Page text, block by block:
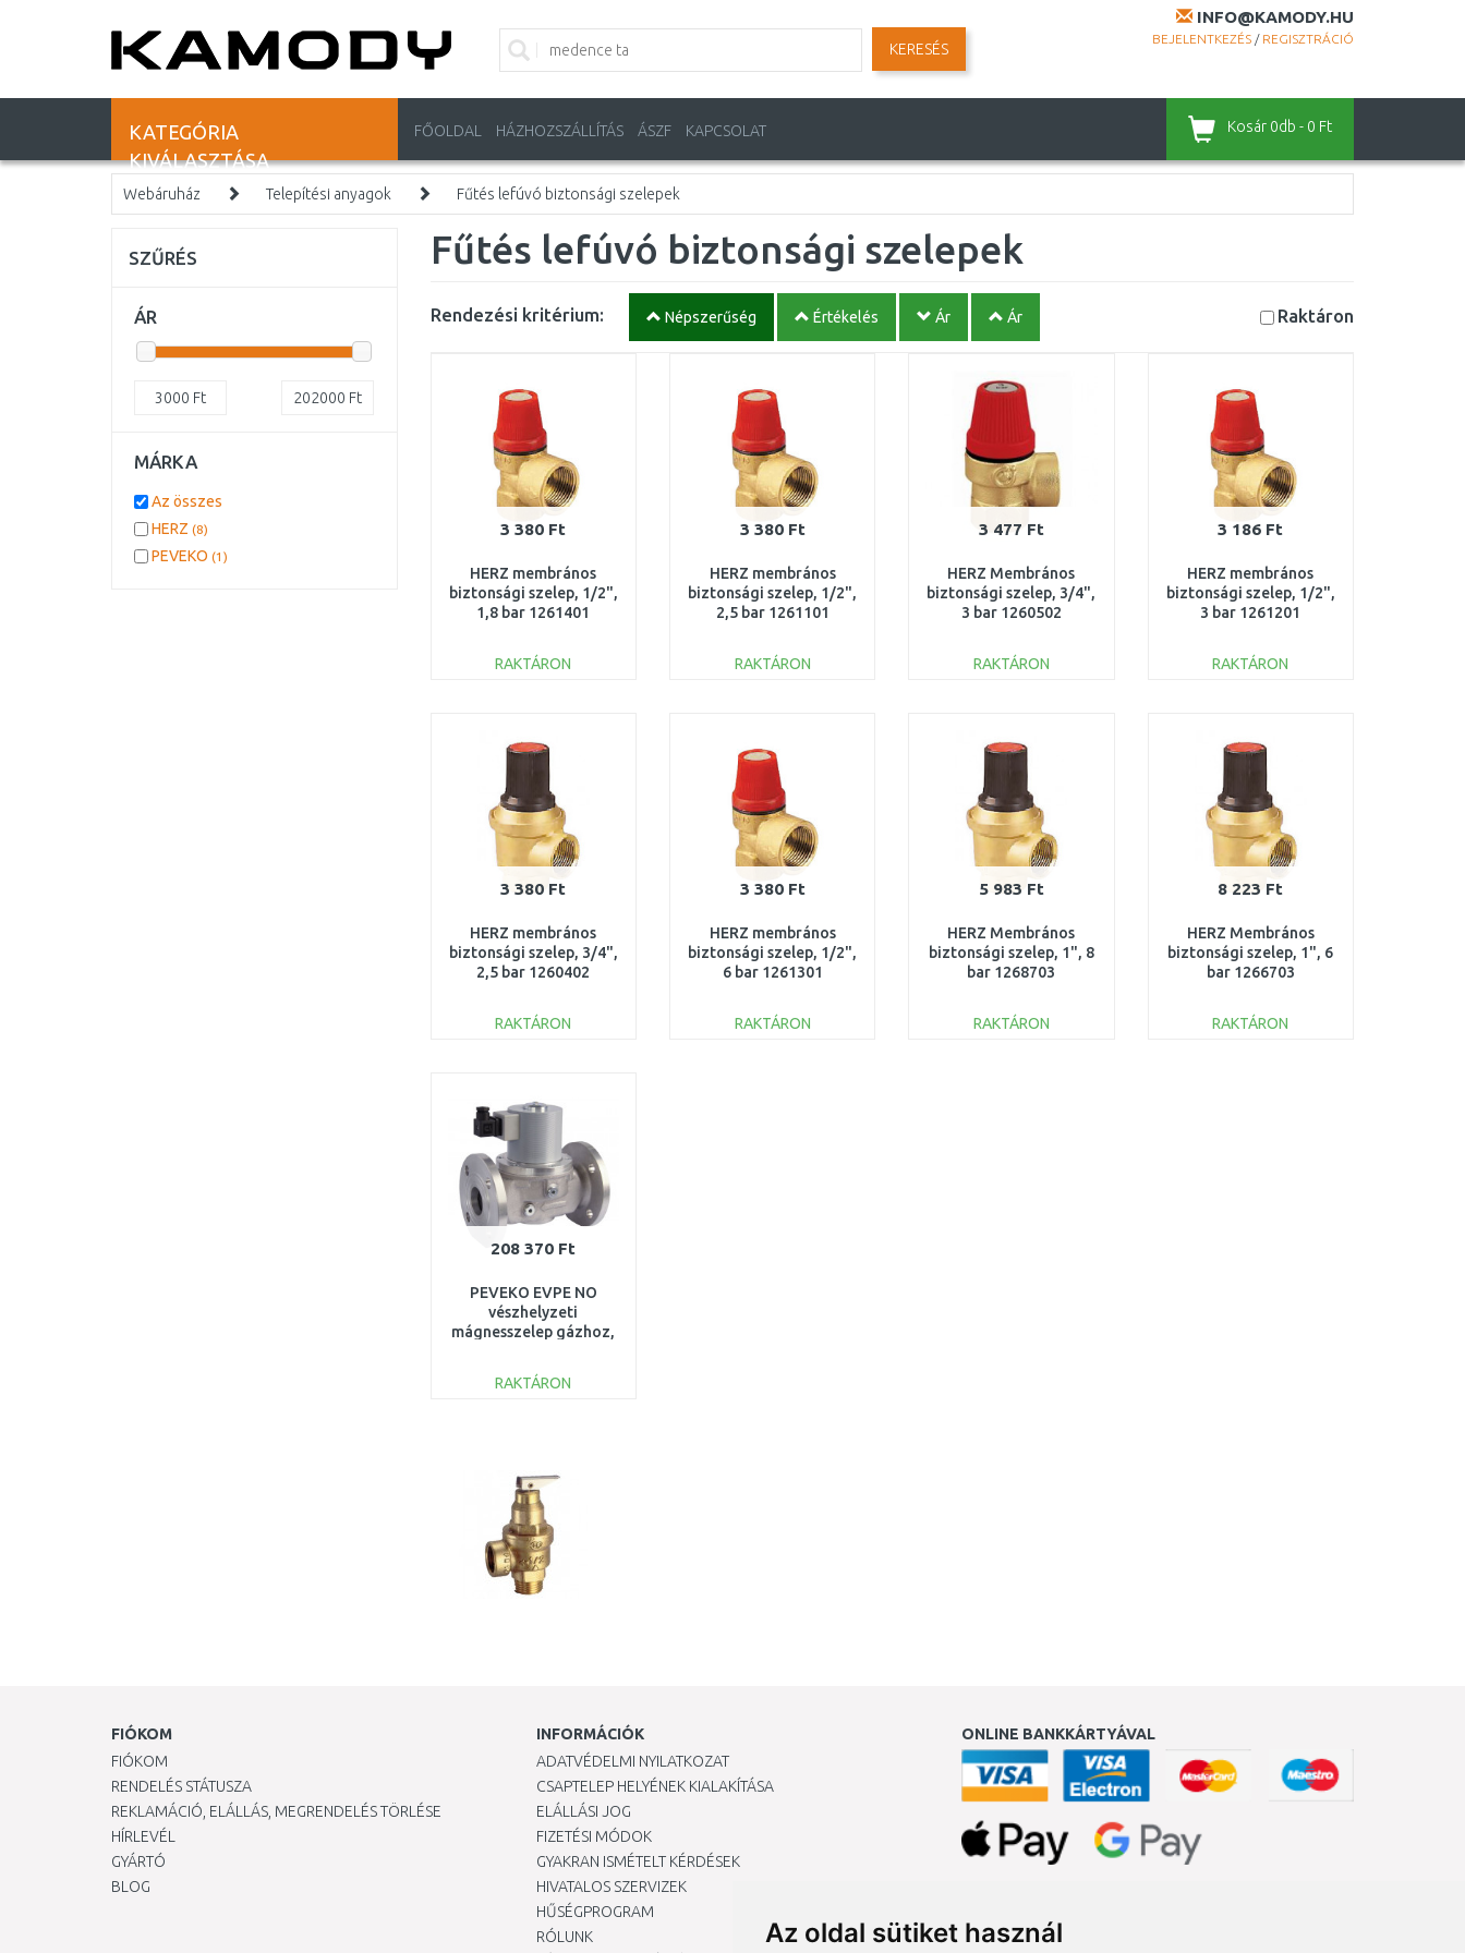
Az oldal sütiket használ
INFO@KAMODY.HU
BEJELENTKEZÉS / REGISZTRÁCIÓ
KERESÉS
KATEGÓRIA
KIVÁLASZTÁSA
FŐOLDAL HÁZHOZSZÁLLÍTÁS ÁSZF KAPCSOLAT Kosár 0db - 0 Ft
Webáruház Telepítési anyagok Fűtés lefúvó biztonsági szelepek
Fűtés lefúvó biztonsági szelepek
Rendezési kritérium: Népszerűség Értékelés Ár Ár Raktáron
3 380 Ft
HERZ membrános
biztonsági szelep, 1/2",
1,8 bar 1261401
RAKTÁRON
3 380 Ft
HERZ membrános
biztonsági szelep, 1/2",
2,5 bar 1261101
RAKTÁRON
3 477 Ft
HERZ Membrános
biztonsági szelep, 3/4",
3 bar 1260502
RAKTÁRON
3 186 Ft
HERZ membrános
biztonsági szelep, 1/2",
3 bar 1261201
RAKTÁRON
3 380 Ft
HERZ membrános
biztonsági szelep, 3/4",
2,5 bar 1260402
RAKTÁRON
3 380 Ft
HERZ membrános
biztonsági szelep, 1/2",
6 bar 1261301
RAKTÁRON
5 983 Ft
HERZ Membrános
biztonsági szelep, 1", 8
bar 1268703
RAKTÁRON
8 223 Ft
HERZ Membrános
biztonsági szelep, 1", 6
bar 1266703
RAKTÁRON
208 370 Ft
PEVEKO EVPE NO
vészhelyzeti
mágnesszelep gázhoz,
RAKTÁRON
SZŰRÉS
ÁR
3000 Ft 202000 Ft
MÁRKA
Az összes
HERZ (8)
PEVEKO (1)
FIÓKOM
FIÓKOM
RENDELÉS STÁTUSZA
REKLAMÁCIÓ, ELÁLLÁS, MEGRENDELÉS TÖRLÉSE
HÍRLEVÉL
GYÁRTÓ
BLOG
INFORMÁCIÓK
ADATVÉDELMI NYILATKOZAT
CSAPTELEP HELYÉNEK KIALAKÍTÁSA
ELÁLLÁSI JOG
FIZETÉSI MÓDOK
GYAKRAN ISMÉTELT KÉRDÉSEK
HIVATALOS SZERVIZEK
HŰSÉGPROGRAM
RÓLUNK
ONLINE BANKKÁRTYÁVAL